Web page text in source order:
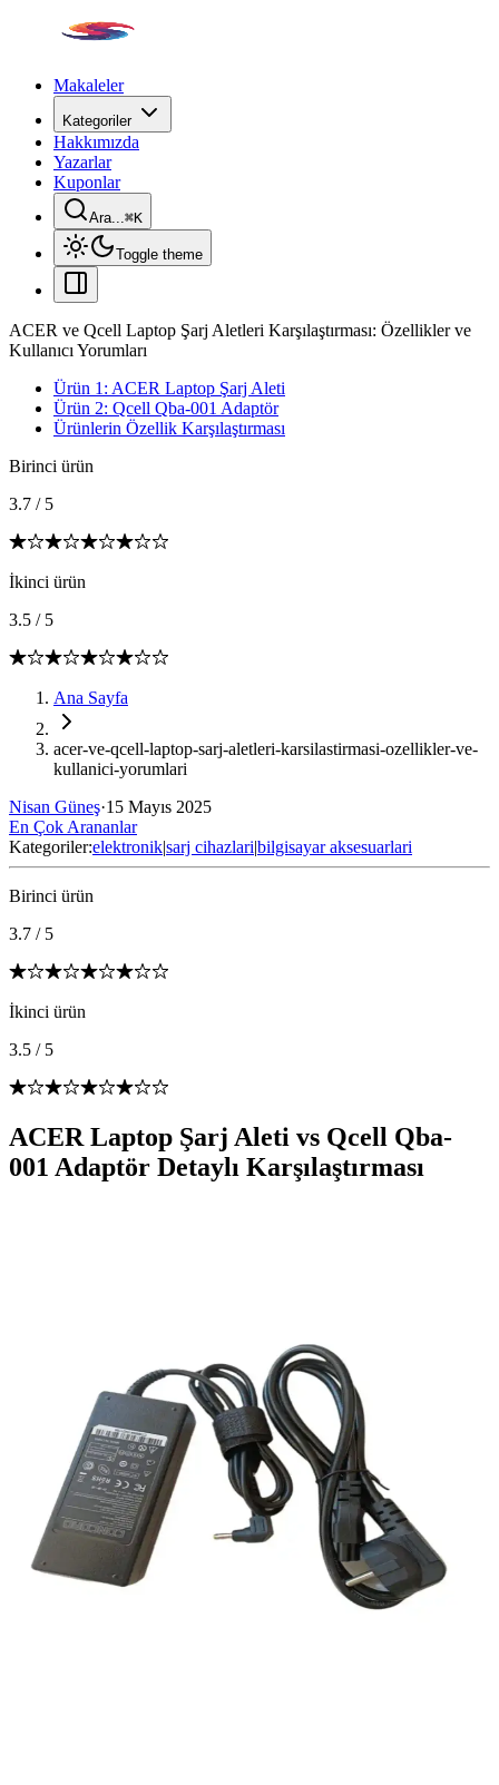
Makaleler
Kategoriler
Hakkımızda
Yazarlar
Kuponlar
Ara...⌘K
Toggle theme
ACER ve Qcell Laptop Şarj Aletleri Karşılaştırması: Özellikler ve
Kullanıcı Yorumları
Ürün 1: ACER Laptop Şarj Aleti
Ürün 2: Qcell Qba-001 Adaptör
Ürünlerin Özellik Karşılaştırması
Birinci ürün
3.7 / 5
İkinci ürün
3.5 / 5
Ana Sayfa
acer-ve-qcell-laptop-sarj-aletleri-karsilastirmasi-ozellikler-ve-
kullanici-yorumlari
Nisan Güneş·15 Mayıs 2025
En Çok Arananlar
Kategoriler:elektronik|sarj cihazlari|bilgisayar aksesuarlari
Birinci ürün
3.7 / 5
İkinci ürün
3.5 / 5
ACER Laptop Şarj Aleti vs Qcell Qba-
001 Adaptör Detaylı Karşılaştırması